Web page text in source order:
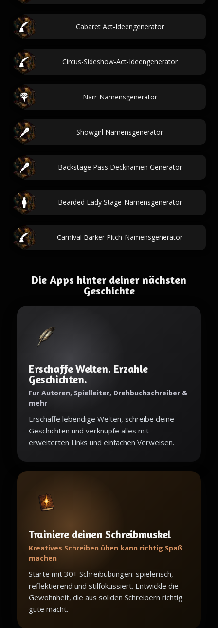
Cabaret Act-Ideengenerator
Circus-Sideshow-Act-Ideengenerator
Narr-Namensgenerator
Showgirl Namensgenerator
Backstage Pass Decknamen Generator
Bearded Lady Stage-Namensgenerator
Carnival Barker Pitch-Namensgenerator
Die Apps hinter deiner nächsten
Geschichte
Erschaffe Welten. Erzahle
Geschichten.
Fur Autoren, Spielleiter, Drehbuchschreiber &
mehr
Erschaffe lebendige Welten, schreibe deine
Geschichten und verknupfe alles mit
erweiterten Links und einfachen Verweisen.
Trainiere deinen Schreibmuskel
Kreatives Schreiben üben kann richtig Spaß
machen
Starte mit 30+ Schreibübungen: spielerisch,
reflektierend und stilfokussiert. Entwickle die
Gewohnheit, die aus soliden Schreibern richtig
gute macht.